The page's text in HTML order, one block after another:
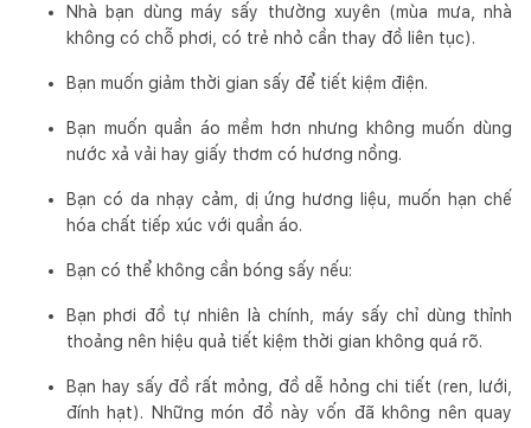
Nhà bạn dùng máy sấy thường xuyên (mùa mưa, nhà
không có chỗ phơi, có trẻ nhỏ cần thay đồ liên tục).
Bạn muốn giảm thời gian sấy để tiết kiệm điện.
Bạn muốn quần áo mềm hơn nhưng không muốn dùng
nước xả vải hay giấy thơm có hương nồng.
Bạn có da nhạy cảm, dị ứng hương liệu, muốn hạn chế
hóa chất tiếp xúc với quần áo.
Bạn có thể không cần bóng sấy nếu:
Bạn phơi đồ tự nhiên là chính, máy sấy chỉ dùng thỉnh
thoảng nên hiệu quả tiết kiệm thời gian không quá rõ.
Bạn hay sấy đồ rất mỏng, đồ dễ hỏng chi tiết (ren, lưới,
đính hạt). Những món đồ này vốn đã không nên quay